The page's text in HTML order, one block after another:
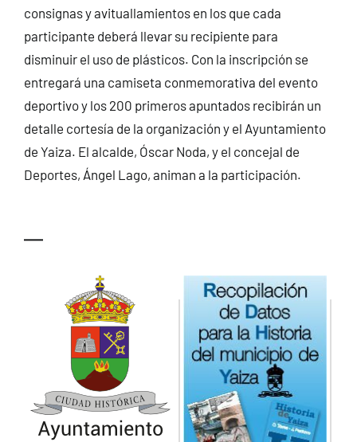
consignas y avituallamientos en los que cada
participante deberá llevar su recipiente para
disminuir el uso de plásticos. Con la inscripción se
entregará una camiseta conmemorativa del evento
deportivo y los 200 primeros apuntados recibirán un
detalle cortesía de la organización y el Ayuntamiento
de Yaiza. El alcalde, Óscar Noda, y el concejal de
Deportes, Ángel Lago, animan a la participación.
—